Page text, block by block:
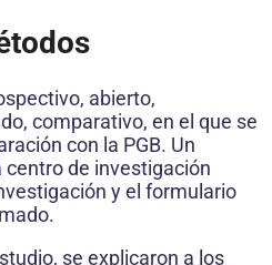
abierto,
comparativo, en el que se
con la PGB. Un
centro de investigación
y el formulario
se explicaron a los